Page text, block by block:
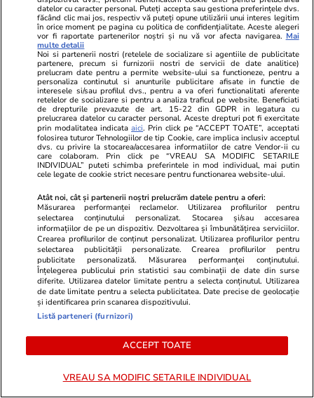
Știri România 31 iul.
Calcule care arată cum scad veniturile totale
ale medicilor și asistentelor dacă se aplică
noua lege a salarizării
Știri Externe 31 iul.
Un șofer de TIR care a câștigat la loterie 220
de milioane de euro a murit: soția lui, obligată
acum să îi dea bani lunar fostei partenere
Horoscop 31 iul.
Horoscop Urania | Previziuni astrologice pentru
perioada 1 – 7 august 2026. Venus va intra în
zodia Balanței
datelor cu caracter personal. Puteți accepta sau gestiona preferințele dvs.
făcând clic mai jos, respectiv vă puteți opune utilizării unui interes legitim
în orice moment pe pagina cu politica de confidențialitate. Aceste alegeri
vor fi raportate partenerilor noștri și nu vă vor afecta navigarea. Mai
multe detalii
Noi si partenerii nostri (retelele de socializare si agentiile de publicitate
partenere, precum si furnizorii nostri de servicii de date analitice)
prelucram date pentru a permite website-ului sa functioneze, pentru a
personaliza continutul si anunturile publicitare afisate in functie de
interesele si/sau profilul dvs., pentru a va oferi functionalitati aferente
retelelor de socializare si pentru a analiza traficul pe website. Beneficiati
de drepturile prevazute de art. 15-22 din GDPR in legatura cu
prelucrarea datelor cu caracter personal. Aceste drepturi pot fi exercitate
prin modalitatea indicataaici. Prin click pe “ACCEPT TOATE”, acceptati
folosirea tuturor Tehnologiilor de tip Cookie, care implica inclusiv acceptul
dvs. cu privire la stocarea/accesarea informatiilor de catre Vendor-ii cu
care colaboram. Prin click pe “VREAU SA MODIFIC SETARILE
INDIVIDUAL” puteti schimba preferintele in mod individual, mai putin
cele legate de cookie strict necesare pentru functionarea website-ului.
Atât noi, cât și partenerii noștri prelucrăm datele pentru a oferi:
Măsurarea performanței reclamelor. Utilizarea profilurilor pentru
selectarea conținutului personalizat. Stocarea și/sau accesarea
informațiilor de pe un dispozitiv. Dezvoltarea și îmbunătățirea serviciilor.
Crearea profilurilor de conținut personalizat. Utilizarea profilurilor pentru
selectarea publicității personalizate. Crearea profilurilor pentru
publicitate personalizată. Măsurarea performanței conținutului.
Înțelegerea publicului prin statistici sau combinații de date din surse
diferite. Utilizarea datelor limitate pentru a selecta conținutul. Utilizarea
de date limitate pentru a selecta publicitatea. Date precise de geolocație
și identificarea prin scanarea dispozitivului.
Listă parteneri (furnizori)
ACCEPT TOATE
VREAU SA MODIFIC SETARILE INDIVIDUAL